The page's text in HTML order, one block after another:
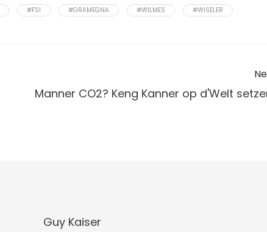
#FSI #GRAMEGNA #WILMES #WISELER
Manner CO2? Keng Kanner op d'Welt
Guy Kaiser